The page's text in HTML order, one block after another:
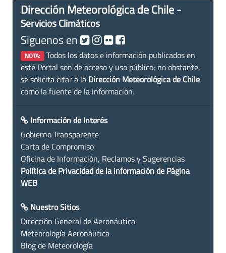
Dirección Meteorológica de Chile -
Servicios Climáticos
Siguenos en
NOTA: Todos los datos e información publicados en
este Portal son de acceso y uso público; no obstante,
se solicita citar a la Dirección Meteorológica de Chile
como la fuente de la información.
Información de Interés
Gobierno Transparente
Carta de Compromiso
Oficina de Información, Reclamos y Sugerencias
Política de Privacidad de la información de Página
WEB
Nuestro Sitios
Dirección General de Aeronáutica
Meteorología Aeronáutica
Blog de Meteorología